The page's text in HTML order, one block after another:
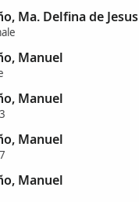
Ma. Delfina de Jesus
Manuel
Manuel
Manuel
Manuel